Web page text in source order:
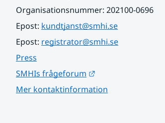
Organisationsnummer: 202100-0696
Epost: kundtjanst@smhi.se
Epost: registrator@smhi.se
Press
SMHIs frågeforum
Mer kontaktinformation